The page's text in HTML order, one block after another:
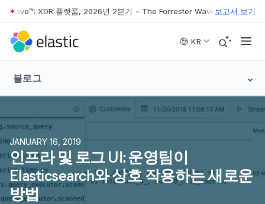
Skip to main content
XDR 플랫폼, 2026년 2분기 • The Forrester Wave™: XDR 플랫폼,
보고서 보기
KR
블로그
JANUARY 16, 2019
인프라 및 로그 UI: 운영팀이
Elasticsearch와 상호 작용하는 새로운
방법